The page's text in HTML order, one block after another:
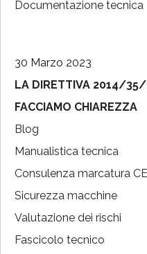
Documentazione tecnica
30 Marzo 2023
LA DIRETTIVA 2014/35/
FACCIAMO CHIAREZZA
Blog
Manualistica tecnica
Consulenza marcatura CE
Sicurezza macchine
Valutazione dei rischi
Fascicolo tecnico